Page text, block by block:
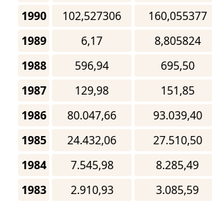
1990
102,527306 160,055377
1989
6,17 8,805824
1988
596,94 695,50
1987
129,98 151,85
1986
80.047,66 93.039,40
1985
24.432,06 27.510,50
1984
7.545,98 8.285,49
1983
2.910,93 3.085,59